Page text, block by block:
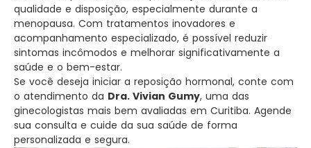
qualidade e disposição, especialmente durante a
menopausa. Com tratamentos inovadores e
acompanhamento especializado, é possível reduzir
sintomas incômodos e melhorar significativamente a
saúde e o bem-estar.
Se você deseja iniciar a reposição hormonal, conte com
o atendimento da Dra. Vivian Gumy, uma das
ginecologistas mais bem avaliadas em Curitiba. Agende
sua consulta e cuide da sua saúde de forma
personalizada e segura.